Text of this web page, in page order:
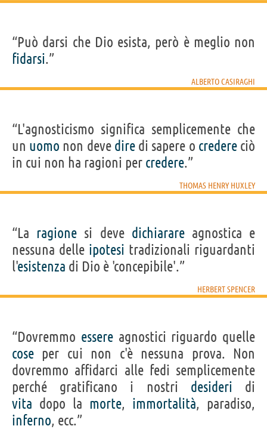
“Può darsi che Dio esista, però è meglio non
fidarsi.”
ALBERTO CASIRAGHI
“L'agnosticismo significa semplicemente che
un uomo non deve diredi sapere o credereciò
in cui non ha ragioni per credere.”
THOMAS HENRY HUXLEY
“La ragione si deve dichiarareagnostica e
nessuna delle ipotesi tradizionali riguardanti
l'esistenza di Dio è 'concepibile'.”
HERBERT SPENCER
“Dovremmo essereagnostici riguardo quelle
cose per cui non c'è nessuna prova. Non
dovremmo affidarci alle fedi semplicemente
perché gratificano i nostri desideri di
vita dopo la morte, immortalità, paradiso,
inferno, ecc.”